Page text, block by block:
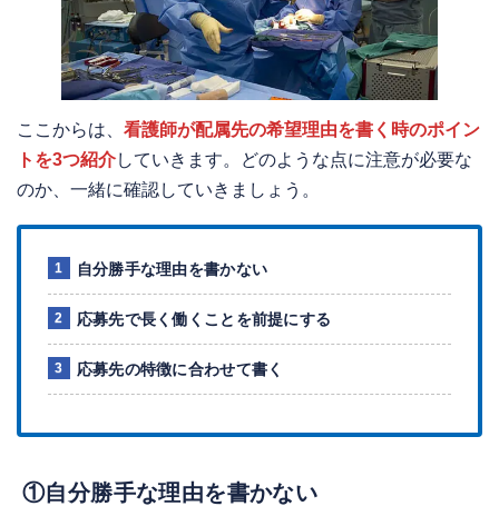
ここからは、 看護師が配属先の希望理由を書く時のポイン
トを3つ紹介していきます。どのような点に注意が必要な
のか、一緒に確認していきましょう。
自分勝手な理由を書かない
応募先で長く働くことを前提にする
応募先の特徴に合わせて書く
①自分勝手な理由を書かない